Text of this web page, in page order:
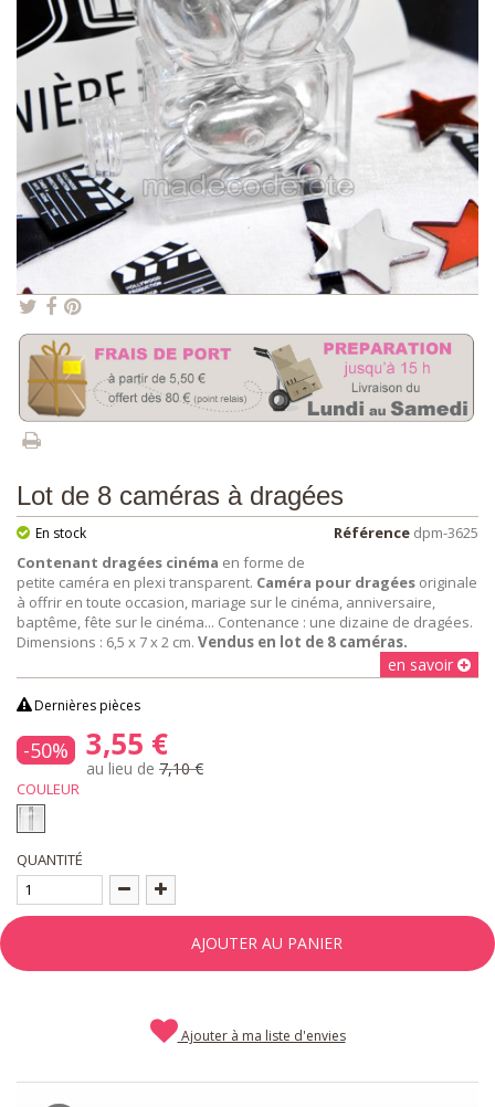
Lot de 8 caméras à dragées
Référence dpm-3625
En stock
Contenant dragées cinéma en forme de
petite caméra en plexi transparent. Caméra pour dragées originale
à offrir en toute occasion, mariage sur le cinéma, anniversaire,
baptême, fête sur le cinéma... Contenance : une dizaine de dragées.
Dimensions : 6,5 x 7 x 2 cm. Vendus en lot de 8 caméras.
en savoir
Dernières pièces
-50% 3,55 €
au lieu de 7,10 €
QUANTITÉ
AJOUTER AU PANIER
Ajouter à ma liste d'envies